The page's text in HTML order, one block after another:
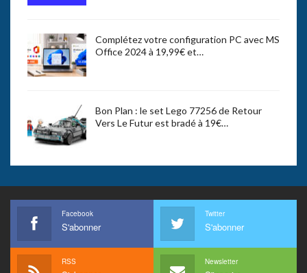
Complétez votre configuration PC avec MS
Office 2024 à 19,99€ et…
Bon Plan : le set Lego 77256 de Retour
Vers Le Futur est bradé à 19€…
Facebook
S'abonner
Twitter
S'abonner
RSS Newsletter